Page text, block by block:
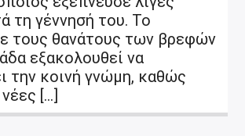
τη γέννησή του. Το
τους θανάτους των βρεφών
εξακολουθεί να
την κοινή γνώμη, καθώς
[…]